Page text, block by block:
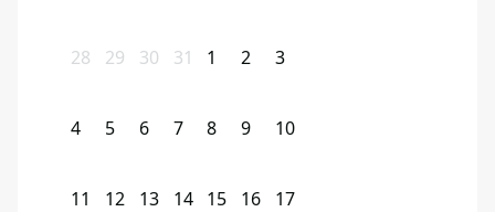
28 29 30 31 1 2 3
4 5 6 7 8 9 10
11 12 13 14 15 16 17